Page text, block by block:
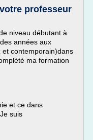
professeur
niveau débutant à
années aux
et contemporain)dans
ma formation
et ce dans
suis